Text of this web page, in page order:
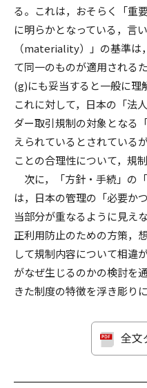
る。これは，おそらく「重
に明らかとなっている，言
（materiality）」の基準は
て同一のものが適用される
(g)にも妥当すると一般に理
これに対して，日本の「法
ダー取引規制の対象となる
えられているとされている
ことの合理性について，規
次に，「方針・手続」の
は，日本の管理の「必要か
当部分が重なるように見え
正利用防止のための方策，
して規制内容について相違
がなぜ生じるのかの検討を
きた制度の特徴を浮き彫り
全文